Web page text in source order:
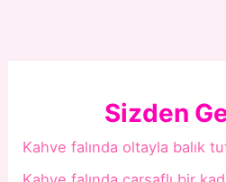
Sizden
Kahve falında oltayla balık